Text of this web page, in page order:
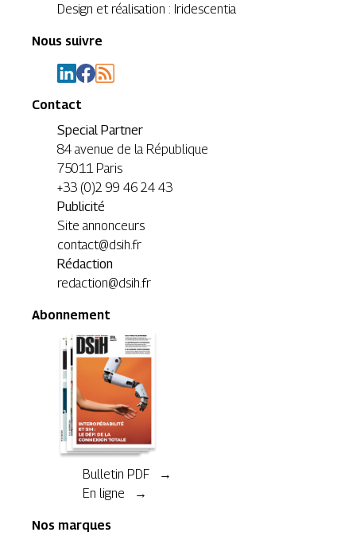
Design et réalisation : Iridescentia
Nous suivre
Contact
Special Partner
84 avenue de la République
75011 Paris
+33 (0)2 99 46 24 43
Publicité
Site annonceurs
contact@dsih.fr
Rédaction
redaction@dsih.fr
Abonnement
Bulletin PDF →
En ligne →
Nos marques